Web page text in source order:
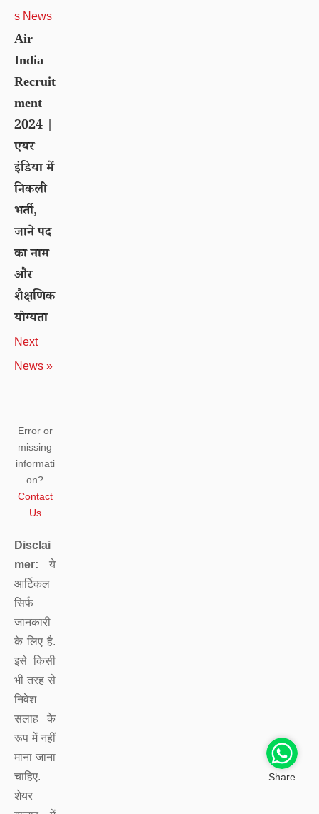
s News
Air
India
Recruit
ment
2024 |
एयर
इंडिया में
निकली
भर्ती,
जाने पद
का नाम
और
शैक्षणिक
योग्यता
Next
News »
Error or
missing
informati
on?
Contact
Us
Disclai
mer: ये
आर्टिकल
सिर्फ
जानकारी
के लिए है.
इसे किसी
भी तरह से
निवेश
सलाह के
रूप में नहीं
माना जाना
चाहिए.
शेयर
Share